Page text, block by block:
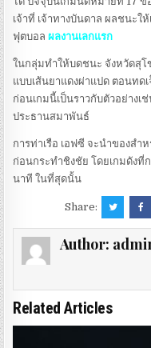
เจ้าที่ เจ้าทางบันดาล ผลชนะใ
ฟุตบอลผลงานเลกแรก
ในกลุ่มทำให้บดชนะ จังหวัดสุ
แบบเส้นยาแดงผ่าแปด ตอนทด
ก่อนเกมนี้เป็นราวกับตัวอย่าง
ประธานสมาพันธ์
การท่าเรือ เอฟซี จะนำของสำ
ก่อนกระทำชิงชัย โดยเกมดังที่
นาที ในที่สุดนั้น
Share:
Author:
Related Articles